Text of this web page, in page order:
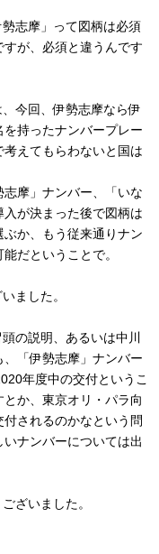
志摩」って図柄は必須
が、必須と違うんです
今回、伊勢志摩なら伊
持ったナンバープレー
考えてもらわないと国は
摩」ナンバー、「いな
が決まった後で図柄は
か、もう従来通りナン
だということで。
ました。
の説明、あるいは中川
「伊勢志摩」ナンバー
年度中の交付というこ
か、東京オリ・パラ向
されるのかなという問
ナンバーについては出
ざいました。